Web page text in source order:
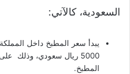
السعودية، كالآتي:
5000 ريال سعودي،
المطبخ.